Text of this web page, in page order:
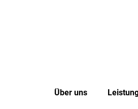
Über uns